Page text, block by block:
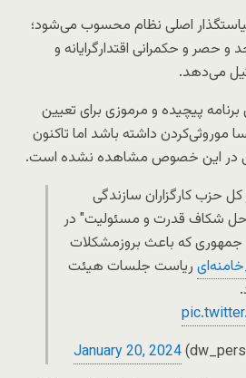
اصلی نظام محسوب می‌شود؛
و حصر و حکمرانی اقتدارگرایانه و
می‌دهد.
پیچیده و مرموزی برای تعیین
موروثی‌کردن داشته باشد اما تاکنون
در این خصوص مشاهده نشده‌ است.
حزب کارگزاران سازندگی
"حل شکاف قدرت و مسئولیت" در
جمهوری که باعث بروزمشکلات
ریاست جلسات هیئت
January 20, 2024